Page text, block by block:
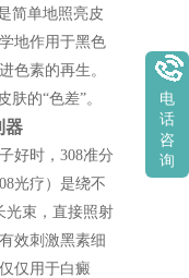
简单地照亮皮
地作用于黑色
色素的再生。
的“色差”。
器
好时，308准分
光疗）是绕不
光束，直接照射
效刺激黑素细
仅用于白癜
电
话
咨
询